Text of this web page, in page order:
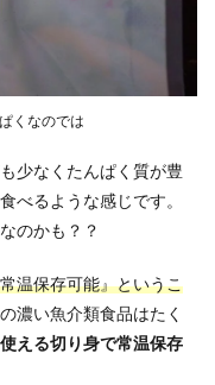
くなのでは
少なくたんぱく質が豊
べるような感じです。
のかも？？
温保存可能』というこ
濃い魚介類食品はたく
える切り身で常温保存